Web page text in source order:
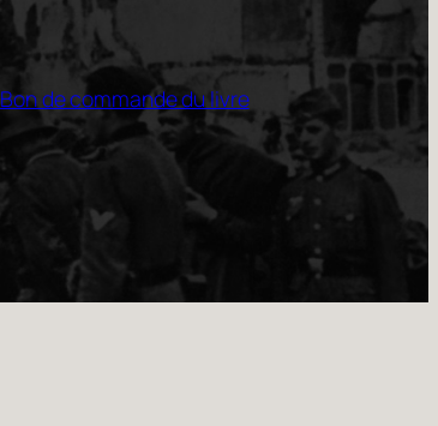
Bon de commande du livre